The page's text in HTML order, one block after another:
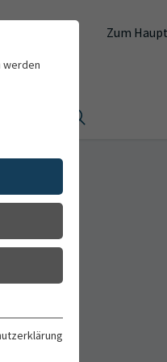
Zum
werden